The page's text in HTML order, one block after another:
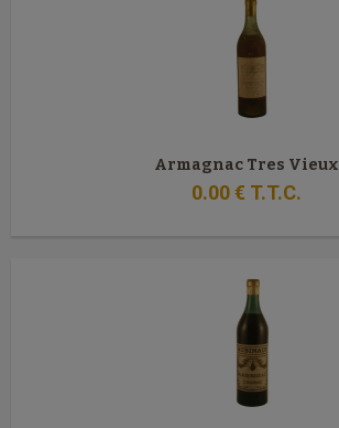
Armagnac Tres Vieux
0.00€ T.T.C.